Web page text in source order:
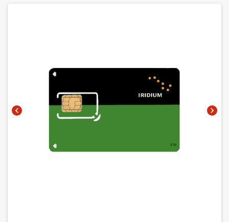
chevron_left chevron_right